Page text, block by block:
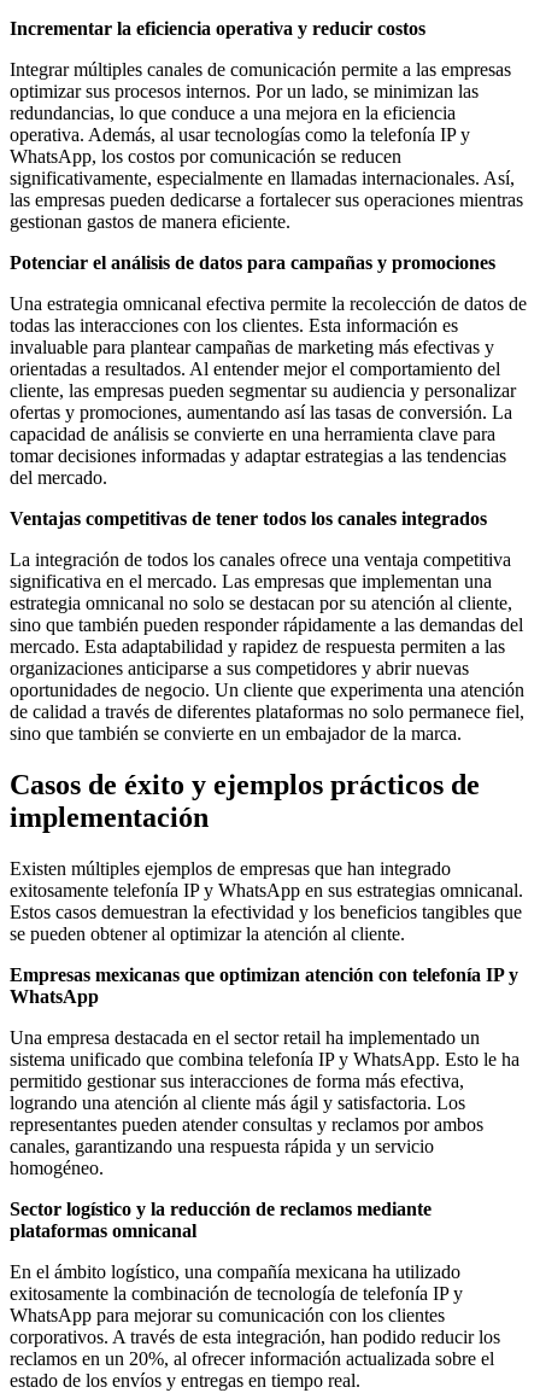
Incrementar la eficiencia operativa y reducir costos
Integrar múltiples canales de comunicación permite a las empresas
optimizar sus procesos internos. Por un lado, se minimizan las
redundancias, lo que conduce a una mejora en la eficiencia
operativa. Además, al usar tecnologías como la telefonía IP y
WhatsApp, los costos por comunicación se reducen
significativamente, especialmente en llamadas internacionales. Así,
las empresas pueden dedicarse a fortalecer sus operaciones mientras
gestionan gastos de manera eficiente.
Potenciar el análisis de datos para campañas y promociones
Una estrategia omnicanal efectiva permite la recolección de datos de
todas las interacciones con los clientes. Esta información es
invaluable para plantear campañas de marketing más efectivas y
orientadas a resultados. Al entender mejor el comportamiento del
cliente, las empresas pueden segmentar su audiencia y personalizar
ofertas y promociones, aumentando así las tasas de conversión. La
capacidad de análisis se convierte en una herramienta clave para
tomar decisiones informadas y adaptar estrategias a las tendencias
del mercado.
Ventajas competitivas de tener todos los canales integrados
La integración de todos los canales ofrece una ventaja competitiva
significativa en el mercado. Las empresas que implementan una
estrategia omnicanal no solo se destacan por su atención al cliente,
sino que también pueden responder rápidamente a las demandas del
mercado. Esta adaptabilidad y rapidez de respuesta permiten a las
organizaciones anticiparse a sus competidores y abrir nuevas
oportunidades de negocio. Un cliente que experimenta una atención
de calidad a través de diferentes plataformas no solo permanece fiel,
sino que también se convierte en un embajador de la marca.
Casos de éxito y ejemplos prácticos de
implementación
Existen múltiples ejemplos de empresas que han integrado
exitosamente telefonía IP y WhatsApp en sus estrategias omnicanal.
Estos casos demuestran la efectividad y los beneficios tangibles que
se pueden obtener al optimizar la atención al cliente.
Empresas mexicanas que optimizan atención con telefonía IP y
WhatsApp
Una empresa destacada en el sector retail ha implementado un
sistema unificado que combina telefonía IP y WhatsApp. Esto le ha
permitido gestionar sus interacciones de forma más efectiva,
logrando una atención al cliente más ágil y satisfactoria. Los
representantes pueden atender consultas y reclamos por ambos
canales, garantizando una respuesta rápida y un servicio
homogéneo.
Sector logístico y la reducción de reclamos mediante
plataformas omnicanal
En el ámbito logístico, una compañía mexicana ha utilizado
exitosamente la combinación de tecnología de telefonía IP y
WhatsApp para mejorar su comunicación con los clientes
corporativos. A través de esta integración, han podido reducir los
reclamos en un 20%, al ofrecer información actualizada sobre el
estado de los envíos y entregas en tiempo real.